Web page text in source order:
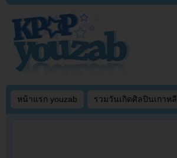
หน้าแรก youzab รวมวันเกิดศิลปินเกาหลี